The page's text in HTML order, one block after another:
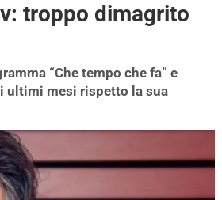
troppo dimagrito
“Che tempo che fa” e
ultimi mesi rispetto la sua